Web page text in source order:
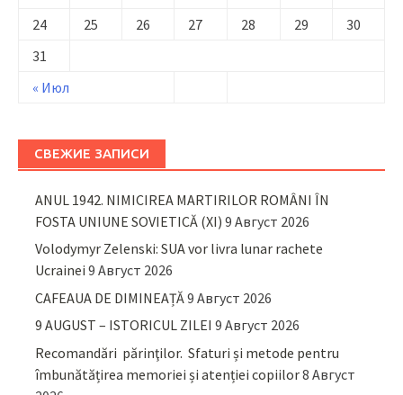
« Июл
24
25 26 27 28 29
30
31
СВЕЖИЕ ЗАПИСИ
ANUL 1942. NIMICIREA MARTIRILOR ROMÂNI ÎN
FOSTA UNIUNE SOVIETICĂ (XI) 9 Август 2026
Volodymyr Zelenski: SUA vor livra lunar rachete
Ucrainei 9 Август 2026
CAFEAUA DE DIMINEAȚĂ9 Август 2026
9 AUGUST – ISTORICUL ZILEI 9 Август 2026
Recomandări părinţilor. Sfaturi și metode pentru
îmbunătățirea memoriei și atenției copiilor8 Август